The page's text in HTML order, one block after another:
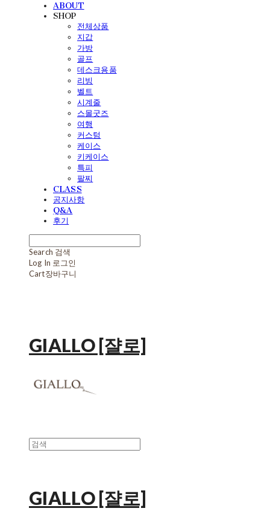
ABOUT
SHOP
전체상품
지갑
가방
골프
데스크용품
리빙
벨트
시계줄
스몰굿즈
여행
커스텀
케이스
키케이스
특피
팔찌
CLASS
공지사항
Q&A
후기
Search 검색
Log In 로그인
Cart장바구니
GIALLO [쟐로]
GIALLO [쟐로]